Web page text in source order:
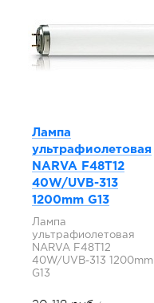
Лампа
ультрафиолетовая
NARVA F48T12
40W/UVB-313
1200mm G13
Лампа
ультрафиолетовая
NARVA F48T12
40W/UVB-313 1200mm
G13